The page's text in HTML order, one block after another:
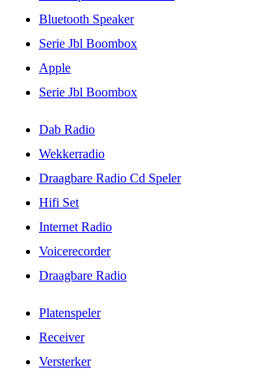
Bluetooth Speaker
Serie Jbl Boombox
Apple
Serie Jbl Boombox
Dab Radio
Wekkerradio
Draagbare Radio Cd Speler
Hifi Set
Internet Radio
Voicerecorder
Draagbare Radio
Platenspeler
Receiver
Versterker